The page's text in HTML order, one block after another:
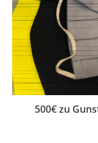
500€ zu